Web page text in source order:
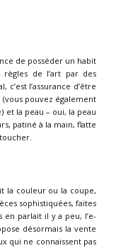
de posséder un habit
règles de l’art par des
l’assurance d’être
pouvez également
et la peau – oui, la peau
patiné à la main, flatte
la couleur ou la coupe,
sophistiquées, faites
en parlait il y a peu, l’e-
désormais la vente
qui ne connaissent pas